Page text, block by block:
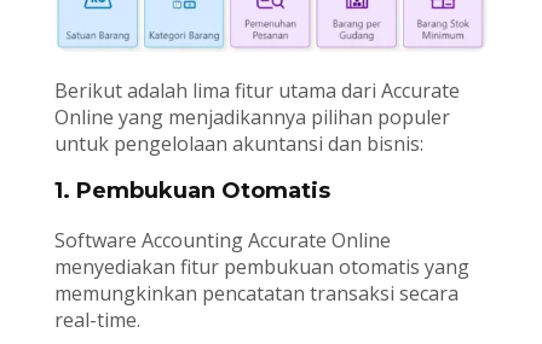
Berikut adalah lima fitur utama dari Accurate
Online yang menjadikannya pilihan populer
untuk pengelolaan akuntansi dan bisnis:
1. Pembukuan Otomatis
Software Accounting Accurate Online
menyediakan fitur pembukuan otomatis yang
memungkinkan pencatatan transaksi secara
real-time.